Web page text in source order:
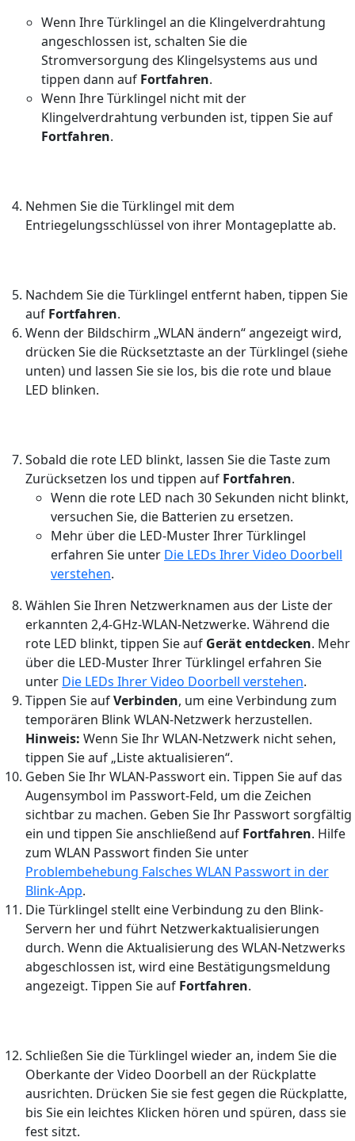
Wenn Ihre Türklingel an die Klingelverdrahtung
angeschlossen ist, schalten Sie die
Stromversorgung des Klingelsystems aus und
tippen dann auf Fortfahren.
Wenn Ihre Türklingel nicht mit der
Klingelverdrahtung verbunden ist, tippen Sie auf
Fortfahren.
Nehmen Sie die Türklingel mit dem
Entriegelungsschlüssel von ihrer Montageplatte ab.
Nachdem Sie die Türklingel entfernt haben, tippen Sie
auf Fortfahren.
Wenn der Bildschirm „WLAN ändern“ angezeigt wird,
drücken Sie die Rücksetztaste an der Türklingel (siehe
unten) und lassen Sie sie los, bis die rote und blaue
LED blinken.
Sobald die rote LED blinkt, lassen Sie die Taste zum
Zurücksetzen los und tippen auf Fortfahren.
Wenn die rote LED nach 30 Sekunden nicht blinkt,
versuchen Sie, die Batterien zu ersetzen.
Mehr über die LED-Muster Ihrer Türklingel
erfahren Sie unter Die LEDs Ihrer Video Doorbell
verstehen.
Wählen Sie Ihren Netzwerknamen aus der Liste der
erkannten 2,4-GHz-WLAN-Netzwerke. Während die
rote LED blinkt, tippen Sie auf Gerät entdecken. Mehr
über die LED-Muster Ihrer Türklingel erfahren Sie
unter Die LEDs Ihrer Video Doorbell verstehen.
Tippen Sie aufVerbinden, um eine Verbindung zum
temporären Blink WLAN-Netzwerk herzustellen.
Hinweis: Wenn Sie Ihr WLAN-Netzwerk nicht sehen,
tippen Sie auf „Liste aktualisieren“.
Geben Sie Ihr WLAN-Passwort ein. Tippen Sie auf das
Augensymbol im Passwort-Feld, um die Zeichen
sichtbar zu machen. Geben Sie Ihr Passwort sorgfältig
ein und tippen Sie anschließend auf Fortfahren. Hilfe
zum WLAN Passwort finden Sie unter
Problembehebung Falsches WLAN Passwort in der
Blink-App.
Die Türklingel stellt eine Verbindung zu den Blink-
Servern her und führt Netzwerkaktualisierungen
durch. Wenn die Aktualisierung des WLAN-Netzwerks
abgeschlossen ist, wird eine Bestätigungsmeldung
angezeigt. Tippen Sie auf Fortfahren.
Schließen Sie die Türklingel wieder an, indem Sie die
Oberkante der Video Doorbell an der Rückplatte
ausrichten. Drücken Sie sie fest gegen die Rückplatte,
bis Sie ein leichtes Klicken hören und spüren, dass sie
fest sitzt.